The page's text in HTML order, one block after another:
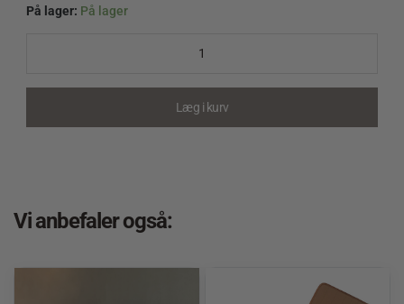
På lager: På lager
Isager
Læg i kurv
Vi anbefaler også: